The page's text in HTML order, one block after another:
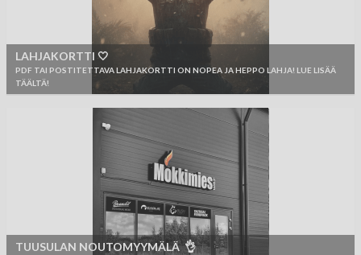
LAHJAKORTTI 🤍
PDF TAI POSTITETTAVA LAHJAKORTTI ON NOPEA JA HEPPO LAHJA! LUE LISÄÄ
TÄÄLTÄ!
TUUSULAN NOUTOMYYMÄLÄ 👌